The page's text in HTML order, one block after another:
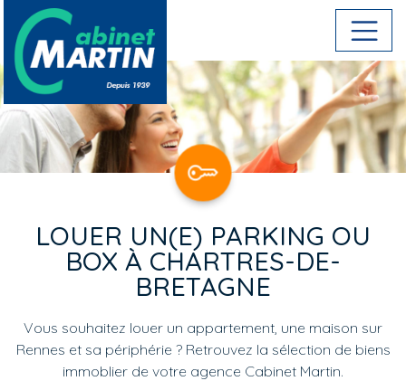
Aller au contenu principal
LOUER UN(E) PARKING OU
BOX À CHARTRES-DE-
BRETAGNE
Vous souhaitez louer un appartement, une maison sur
Rennes et sa périphérie ? Retrouvez la sélection de biens
immoblier de votre agence Cabinet Martin.